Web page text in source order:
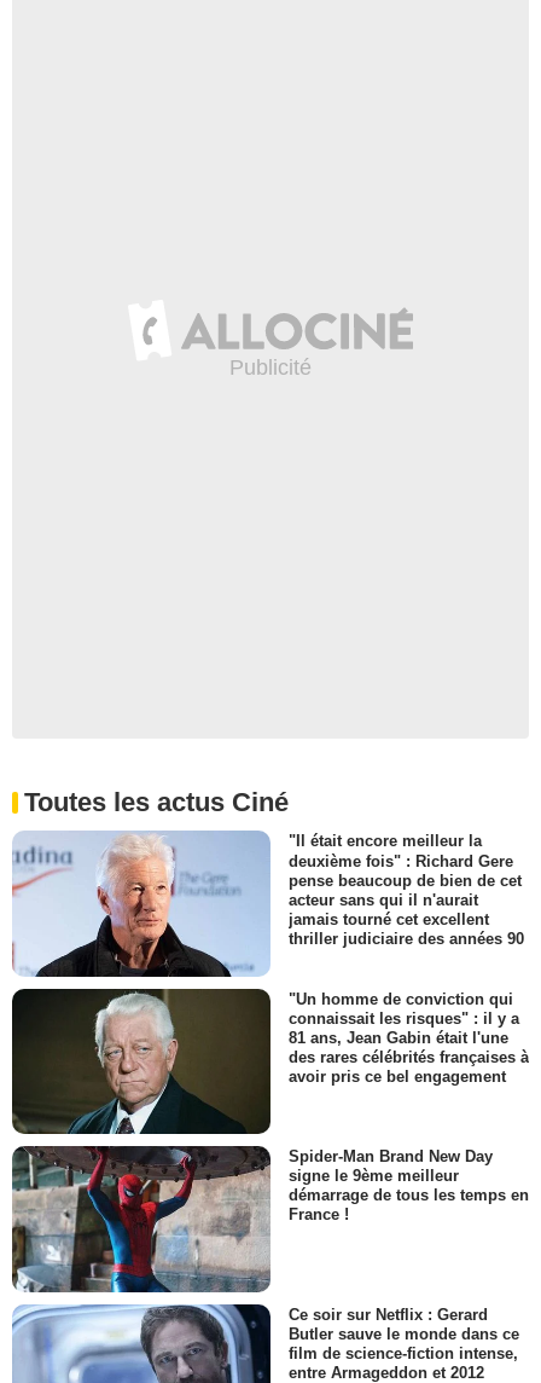
Toutes les actus Ciné
"Il était encore meilleur la
deuxième fois" : Richard Gere
pense beaucoup de bien de cet
acteur sans qui il n'aurait
jamais tourné cet excellent
thriller judiciaire des années 90
"Un homme de conviction qui
connaissait les risques" : il y a
81 ans, Jean Gabin était l'une
des rares célébrités françaises à
avoir pris ce bel engagement
Spider-Man Brand New Day
signe le 9ème meilleur
démarrage de tous les temps en
France !
Ce soir sur Netflix : Gerard
Butler sauve le monde dans ce
film de science-fiction intense,
entre Armageddon et 2012